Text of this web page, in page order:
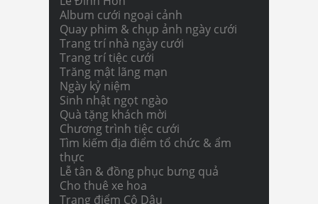
Album cưới ngoại cảnh
Quay phim & chụp ảnh ngày cưới
Trang trí nhà ngày cưới
Trang trí tiệc cưới
Trăng mật lãng mạn
Ngày kỷ niệm
Sinh nhật ngọt ngào
Quà tặng khách mời
Chương trình tiệc cưới
Tìm kiếm địa điểm tổ chức & ẩm
thực
Lễ tân & đồng phục bưng quả
Cho thuê xe hoa
Trang điểm Cô Dâu